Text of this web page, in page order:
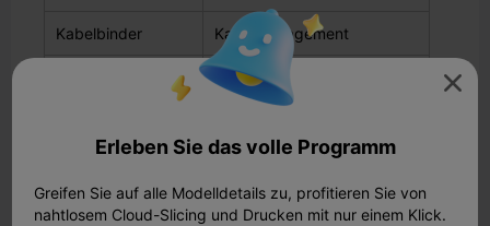
Kabelbinder Kabelmanagement
Filament-Pfad
Wenn Sie Ihre eigenen Teile drucken, verwenden Sie für
jedes Teil das empfohlene Filament. Einige Teile müssen

Erleben Sie das volle Programm
Greifen Sie auf alle Modelldetails zu, profitieren Sie von
nahtlosem Cloud-Slicing und Drucken mit nur einem Klick.